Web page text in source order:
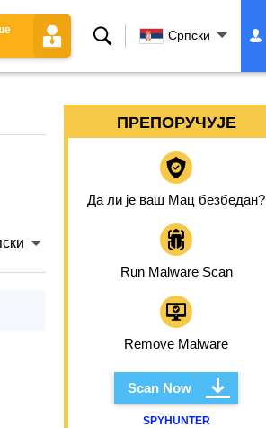
Претрага Српски
ПРЕПОРУЧУЈЕ
Да ли је ваш Мац безбедан?
Run Malware Scan
Remove Malware
Scan Now
SPYHUNTER